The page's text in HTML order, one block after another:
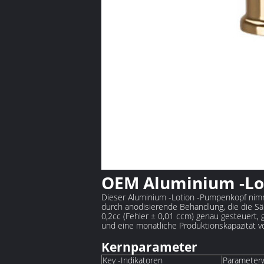
OEM Aluminium -
Dieser Aluminium -Lotion -Pumpenkopf
durch anodisierende Behandlung, die die
0,2cc (Fehler ± 0,01 ccm) genau
und eine monatliche Produktionskapazität
Kernparameter
‌Key -Indikatoren‌